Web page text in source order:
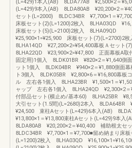
(L=429)1本入(AB) 8LDA77AB ¥2,500×2＝
(L=429)9本入(AB) 8LDA80AB ¥20,200×2＝
セット(L=2000) 8LDC34BR ¥7,700×1＝
床板セット(2)(L=1200)2枚入 8LHA03QD
床板セット(5)(L=2100)2枚入 8LHA09QD
¥25,900×1=¥25,900 床板セット(7)(L=2700)2
8LHA14QD ¥27,200×2=¥54,400幕板Ａセット
8LHA22QD ¥23,900×2=¥47,800 正面幕板A取
固定用)1個入 8LDK01BR ¥820×2＝¥1,640側
ット1個入 8LDK04BR ¥940×2＝¥1,880側面幕
ト3個入 8LDK05BR ¥2,800×6＝¥16,800幕板
ル 左右各1個入 8LHA23BR ¥1,500×1＝
ャップ 左右各1個入 8LHA24QD ¥2,300×2
付部品セット(横止め/基本60) 8LHA25BR
大引セット(1.5間)(L=2680)2本入 8LDA64BR
¥24,500 束柱Aセット(L=429)6本入(AB)
¥13,800×1＝¥13,800束柱Aセット(L=429)9本入
8LDA80AB ¥20,200×2＝¥40,400 補助根太セ
8LDC34BR ¥7,700×1＝¥7,700■留め納まり床板
(L=1200)2枚入 8LHA03QD